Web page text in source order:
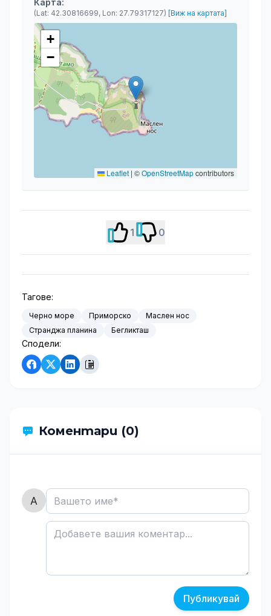
Карта:
(Lat: 42.30816699, Lon: 27.79317127) [Виж на картата]
+
−
Leaflet | ©OpenStreetMapcontributors
1 0
Тагове:
Черно море Приморско
Маслен нос
Странджа планина
Бегликташ
Сподели:
Коментари (0)
Публикувай